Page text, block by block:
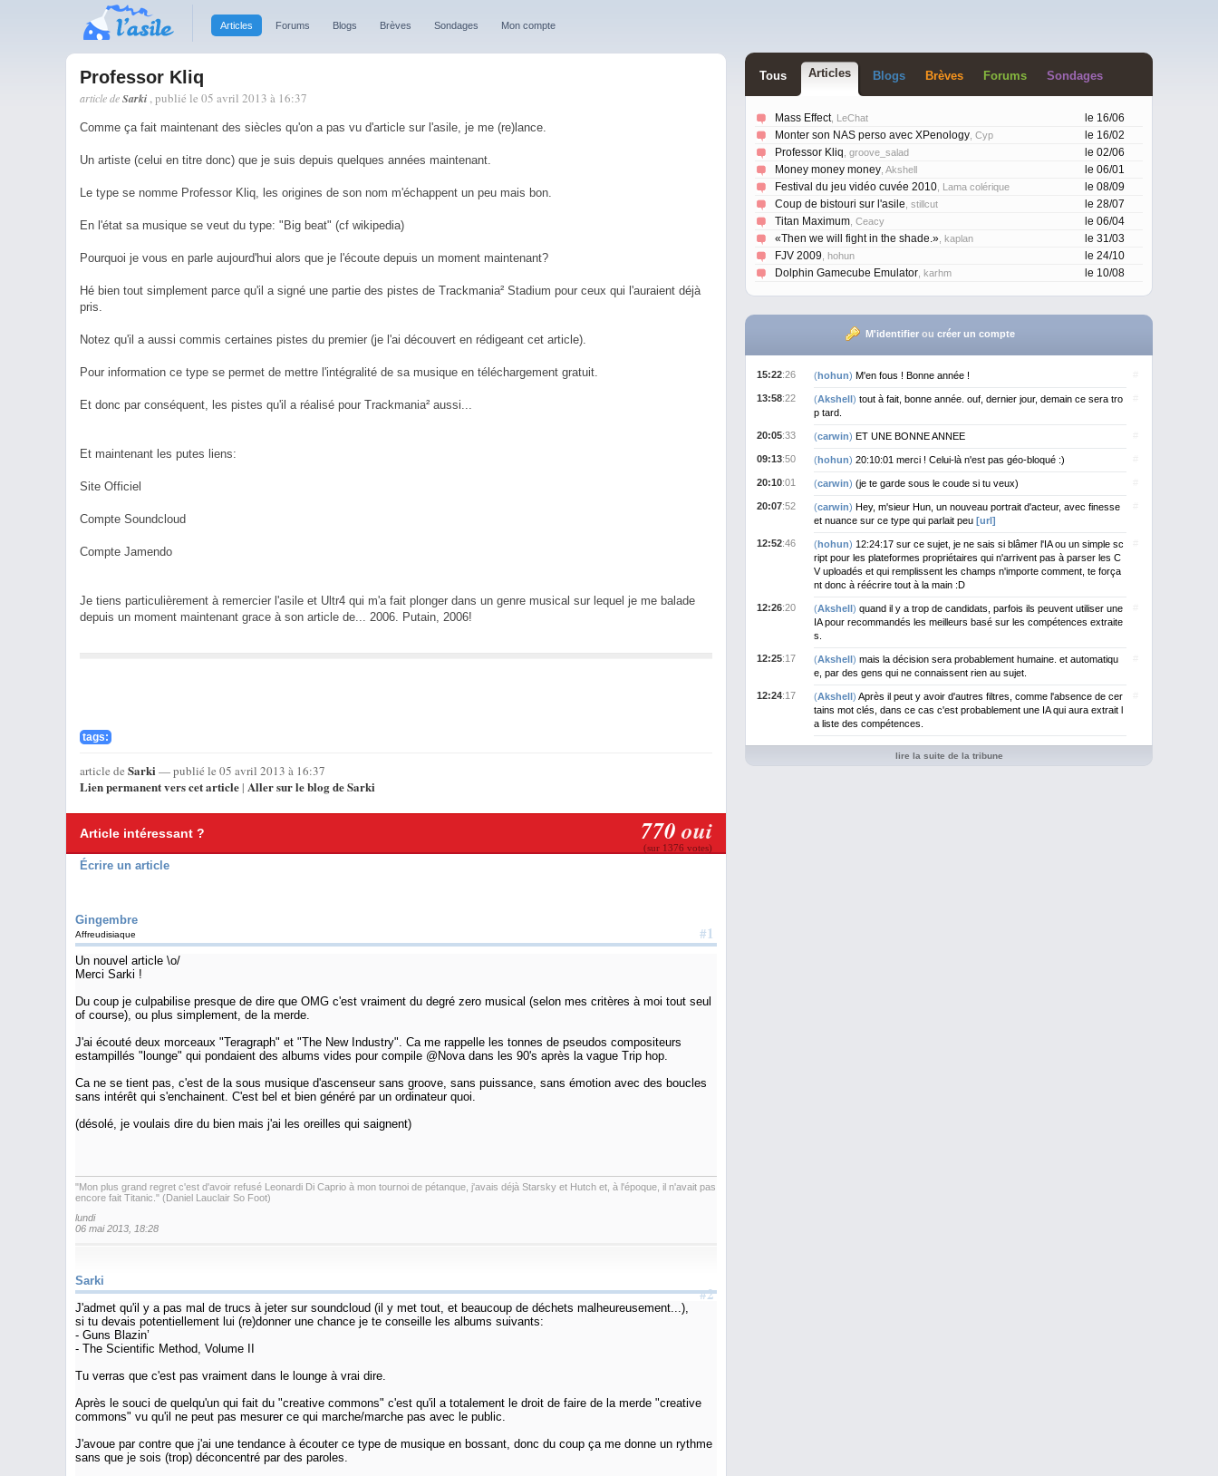
Articles Forums Blogs Brèves Sondages Mon compte
Professor Kliq
article deSarki , publié le 05 avril 2013 à 16:37
Comme ça fait maintenant des siècles qu'on a pas vu d'article sur l'asile, je me (re)lance.
Un artiste (celui en titre donc) que je suis depuis quelques années maintenant.
Le type se nomme Professor Kliq, les origines de son nom m'échappent un peu mais bon.
En l'état sa musique se veut du type: "Big beat" (cf wikipedia)
Pourquoi je vous en parle aujourd'hui alors que je l'écoute depuis un moment maintenant?
Hé bien tout simplement parce qu'il a signé une partie des pistes de Trackmania² Stadium pour ceux qui l'auraient déjà
pris.
Notez qu'il a aussi commis certaines pistes du premier (je l'ai découvert en rédigeant cet article).
Pour information ce type se permet de mettre l'intégralité de sa musique en téléchargement gratuit.
Et donc par conséquent, les pistes qu'il a réalisé pour Trackmania² aussi...
Et maintenant les putes liens:
Site Officiel
Compte Soundcloud
Compte Jamendo
Je tiens particulièrement à remercier l'asile et Ultr4 qui m'a fait plonger dans un genre musical sur lequel je me balade
depuis un moment maintenant grace à son article de... 2006. Putain, 2006!
tags:
article de Sarki— publié le 05 avril 2013 à 16:37
Lien permanent vers cet article | Aller sur le blog de Sarki
770 oui
(sur 1376 votes)
Article intéressant ?
Écrire un article
Gingembre
#1
Affreudisiaque
Un nouvel article \o/
Merci Sarki !
Du coup je culpabilise presque de dire que OMG c'est vraiment du degré zero musical (selon mes critères à moi tout seul
of course), ou plus simplement, de la merde.
J'ai écouté deux morceaux "Teragraph" et "The New Industry". Ca me rappelle les tonnes de pseudos compositeurs
estampillés "lounge" qui pondaient des albums vides pour compile @Nova dans les 90's après la vague Trip hop.
Ca ne se tient pas, c'est de la sous musique d'ascenseur sans groove, sans puissance, sans émotion avec des boucles
sans intérêt qui s'enchainent. C'est bel et bien généré par un ordinateur quoi.
(désolé, je voulais dire du bien mais j'ai les oreilles qui saignent)
"Mon plus grand regret c'est d'avoir refusé Leonardi Di Caprio à mon tournoi de pétanque, j'avais déjà Starsky et Hutch et, à l'époque, il n'avait pas
encore fait Titanic." (Daniel Lauclair So Foot)
lundi
06 mai 2013, 18:28
Sarki
#2
J'admet qu'il y a pas mal de trucs à jeter sur soundcloud (il y met tout, et beaucoup de déchets malheureusement...),
si tu devais potentiellement lui (re)donner une chance je te conseille les albums suivants:
- Guns Blazin’
- The Scientific Method, Volume II
Tu verras que c'est pas vraiment dans le lounge à vrai dire.
Après le souci de quelqu'un qui fait du "creative commons" c'est qu'il a totalement le droit de faire de la merde "creative
commons" vu qu'il ne peut pas mesurer ce qui marche/marche pas avec le public.
J'avoue par contre que j'ai une tendance à écouter ce type de musique en bossant, donc du coup ça me donne un rythme
sans que je sois (trop) déconcentré par des paroles.
Tous Articles Blogs Brèves Forums Sondages
le 16/06
Mass Effect, LeChat
le 16/02
Monter son NAS perso avec XPenology , Cyp
le 02/06
Professor Kliq , groove_salad
le 06/01
Money money money , Akshell
le 08/09
Festival du jeu vidéo cuvée 2010 , Lama colérique
le 28/07
Coup de bistouri sur l'asile , stillcut
le 06/04
Titan Maximum , Ceacy
le 31/03
«Then we will fight in the shade.» , kaplan
le 24/10
FJV 2009 , hohun
le 10/08
Dolphin Gamecube Emulator , karhm
M'identifierou créer un compte
15:22:26 (hohun) M'en fous ! Bonne année !
13:58:22 (Akshell) tout à fait, bonne année. ouf, dernier jour, demain ce sera tro
p tard.
20:05:33 (carwin) ET UNE BONNE ANNEE
09:13:50 (hohun) 20:10:01 merci ! Celui-là n'est pas géo-bloqué :)
20:10:01 (carwin) (je te garde sous le coude si tu veux)
20:07:52 (carwin) Hey, m'sieur Hun, un nouveau portrait d'acteur, avec finesse
et nuance sur ce type qui parlait peu [url]
12:52:46 (hohun) 12:24:17 sur ce sujet, je ne sais si blâmer l'IA ou un simple sc
ript pour les plateformes propriétaires qui n'arrivent pas à parser les C
V uploadés et qui remplissent les champs n'importe comment, te força
nt donc à réécrire tout à la main :D
12:26:20 (Akshell) quand il y a trop de candidats, parfois ils peuvent utiliser une
IA pour recommandés les meilleurs basé sur les compétences extraite
s.
12:25:17 (Akshell) mais la décision sera probablement humaine. et automatiqu
e, par des gens qui ne connaissent rien au sujet.
12:24:17 (Akshell) Après il peut y avoir d'autres filtres, comme l'absence de cer
tains mot clés, dans ce cas c'est probablement une IA qui aura extrait l
a liste des compétences.
lire la suite de la tribune